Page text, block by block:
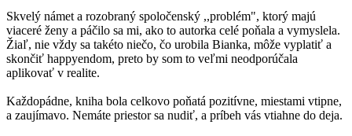
Skvelý námet a rozobraný spoločenský ,,problém", ktorý majú
viaceré ženy a páčilo sa mi, ako to autorka celé poňala a vymyslela.
Žiaľ, nie vždy sa takéto niečo, čo urobila Bianka, môže vyplatiť a
skončiť happyendom, preto by som to veľmi neodporúčala
aplikovať v realite.
Každopádne, kniha bola celkovo poňatá pozitívne, miestami vtipne,
a zaujímavo. Nemáte priestor sa nudiť, a príbeh vás vtiahne do deja.